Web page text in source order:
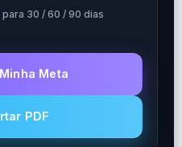
30 / 60 / 90 dias
Meta
PDF